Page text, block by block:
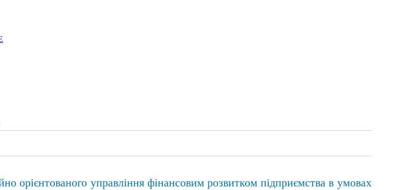
орієнтованого управління фінансовим розвитком підприємства в умовах